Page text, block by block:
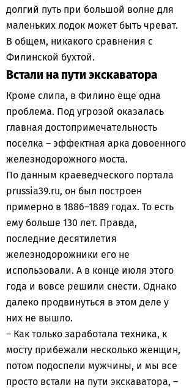
долгий путь при большой волне для
маленьких лодок может быть чреват.
В общем, никакого сравнения с
Филинской бухтой.
Встали на пути экскаватора
Кроме слипа, в Филино еще одна
проблема. Под угрозой оказалась
главная достопримечательность
поселка – эффектная арка довоенного
железнодорожного моста.
По данным краеведческого портала
prussia39.ru, он был построен
примерно в 1886–1889 годах. То есть
ему больше 130 лет. Правда,
последние десятилетия
железнодорожники его не
использовали. А в конце июля этого
года и вовсе решили снести. Однако
далеко продвинуться в этом деле у
них не вышло.
– Как только заработала техника, к
мосту прибежали несколько женщин,
потом подоспели мужчины, и мы все
просто встали на пути экскаватора, –